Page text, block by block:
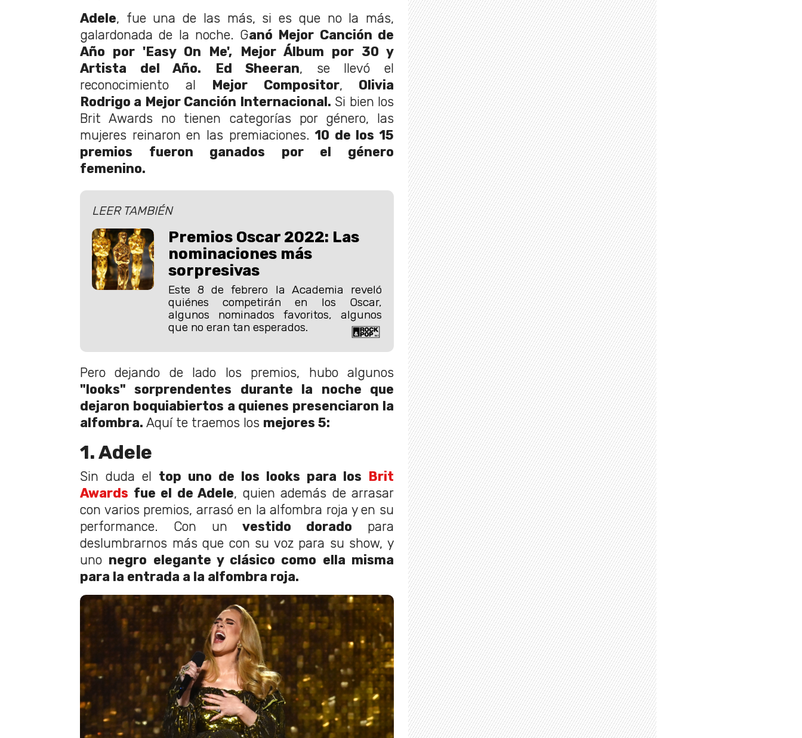
Adele, fue una de las más, si es que no la más,
galardonada de la noche. Ganó Mejor Canción de
Año por 'Easy On Me', Mejor Álbum por 30 y
Artista del Año.
Ed Sheeran, se llevó el
reconocimiento al Mejor Compositor, Olivia
Rodrigo a Mejor Canción Internacional. Si bien los
Brit Awards no tienen categorías por género, las
mujeres reinaron en las premiaciones.10 de los 15
premios fueron ganados por el género
femenino.
LEER TAMBIÉN
Premios Oscar 2022: Las
nominaciones más
sorpresivas
Este 8 de febrero la Academia reveló
quiénes competirán en los Oscar,
algunos nominados favoritos, algunos
que no eran tan esperados.
Pero dejando de lado los premios, hubo algunos
"looks" sorprendentes durante la noche que
dejaron boquiabiertos a quienes presenciaron la
alfombra. Aquí te traemos los mejores 5:
1. Adele
Sin duda el top uno de los looks para los Brit
Awards fue el de Adele, quien además de arrasar
con varios premios, arrasó en la alfombra roja y en su
performance. Con unvestido dorado para
deslumbrarnos más que con su voz para su show, y
uno negro elegante y clásico como ella misma
para la entrada a la alfombra roja.